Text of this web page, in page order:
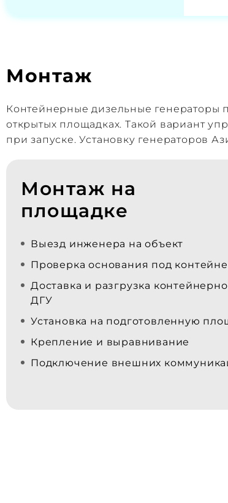
Монтаж
Контейнерные дизельные генераторы
открытых площадках. Такой вариант
при запуске. Установку генераторов
Монтаж на
площадке
Выезд инженера на объект
Проверка основания под
Доставка и разгрузка
ДГУ
Установка на подготовленную
Крепление и выравнивание
Подключение внешних